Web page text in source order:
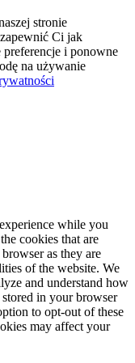
stronie
Ci jak
preferencje i ponowne
na używanie
while you
cookies that are
as they are
of the website. We
and understand how
in your browser
to opt-out of these
may affect your